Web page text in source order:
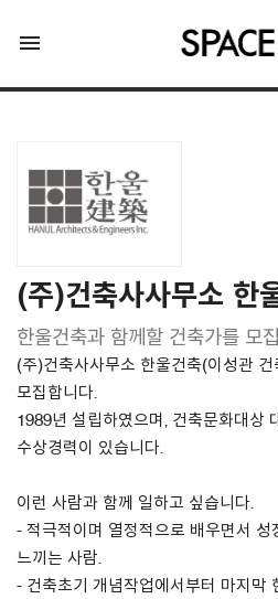
Twitter
About Us
Customer Service
menu
(주)건축사사무소 한
한울건축과 함께할 건축가를 모
(주)건축사사무소 한울건축(이성관
모집합니다.
1989년 설립하였으며, 건축문화대상
수상경력이 있습니다.
이런 사람과 함께 일하고 싶습니다.
- 적극적이며 열정적으로 배우면서 성
느끼는 사람.
- 건축초기 개념작업에서부터 마지막